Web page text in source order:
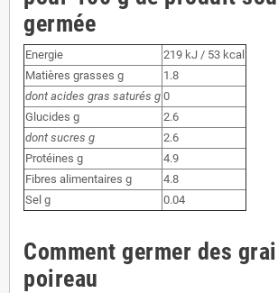
germée
Energie
219 kJ / 53 kcal
Matières grasses g
1.8
dont acides gras saturés g 0
Glucides g
2.6
dont sucres g
2.6
Protéines g
4.9
Fibres alimentaires g
4.8
Sel g
0.04
Comment germer des
poireau